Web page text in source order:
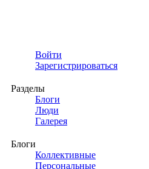
Войти
Зарегистрироваться
Разделы
Блоги
Люди
Галерея
Блоги
Коллективные
Персональные